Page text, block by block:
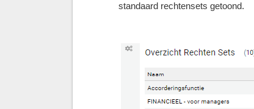
standaard rechtensets getoond.